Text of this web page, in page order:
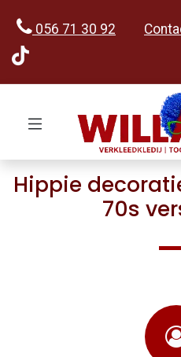
056 71 30 92
Hippie
70s